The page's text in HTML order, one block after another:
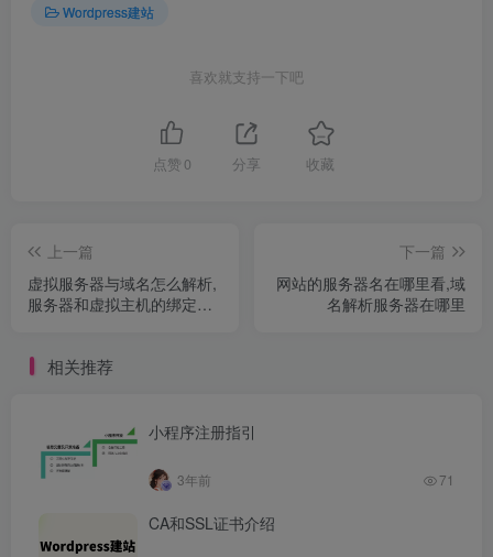
Wordpress建站
喜欢就支持一下吧
点赞 0 分享 收藏
上一篇
虚拟服务器与域名怎么解析,
服务器和虚拟主机的绑定域
下一篇
网站的服务器名在哪里看,域
名解析服务器在哪里
相关推荐
小程序注册指引
3年前 71
CA和SSL证书介绍